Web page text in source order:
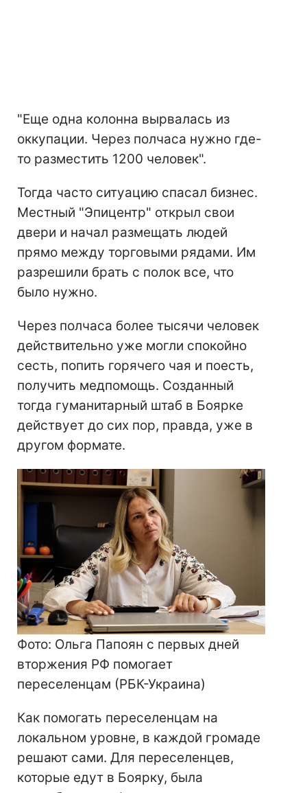
"Еще одна колонна вырвалась из
оккупации. Через полчаса нужно где-
то разместить 1200 человек".
Тогда часто ситуацию спасал бизнес.
Местный "Эпицентр" открыл свои
двери и начал размещать людей
прямо между торговыми рядами. Им
разрешили брать с полок все, что
было нужно.
Через полчаса более тысячи человек
действительно уже могли спокойно
сесть, попить горячего чая и поесть,
получить медпомощь. Созданный
тогда гуманитарный штаб в Боярке
действует до сих пор, правда, уже в
другом формате.
Фото: Ольга Папоян с первых дней
вторжения РФ помогает
переселенцам (РБК-Украина)
Как помогать переселенцам на
локальном уровне, в каждой громаде
решают сами. Для переселенцев,
которые едут в Боярку, была